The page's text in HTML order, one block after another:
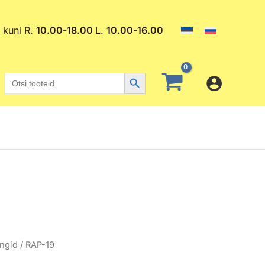
kuni R. 10.00-18.00 L. 10.00-16.00
Search
for:
Search Button
/ RAP-19